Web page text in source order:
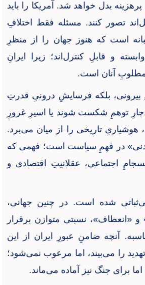
بدل خواهد شد. آمریکا را باید
تصور کنند. مسئله فقط اختلافِ
است که هنوز جهان را از منظرِ
و قابلِ کنترل‌اند؛ زیرا ایرانِ
آنان است.
بیرونی، بلکه فرسایشِ درونیِ قدرتِ
توهمِ شکست شوند یا اسیرِ غرورِ
تاریخی را از میان می‌برد.
تمدنی» در فهمِ سیاست است؛ فهمی که
اجتماعی، عقلانیتِ اقتصادی و
شده است. در چنین جهانی،
و «انعطاف»، نسبتی متوازن برقرار
آنچه ضامنِ عبورِ ایران از این
را می‌بیند، اما مرعوب نمی‌شود؛
برای جنگ نیز آماده می‌ماند.